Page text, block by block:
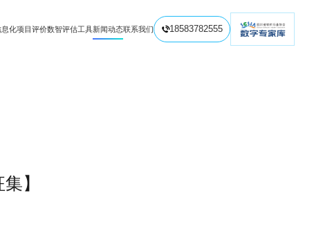
化项目评价数智评估工具新闻动态联系我们 18583782555
】